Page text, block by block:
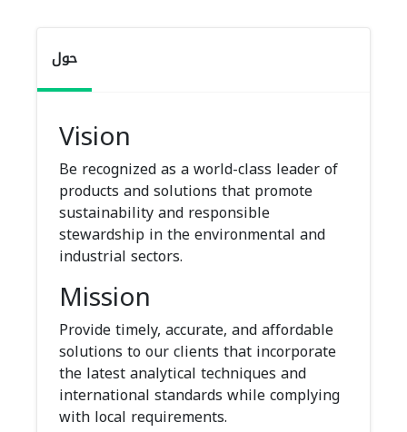
حول
Vision
Be recognized as a world-class leader of
products and solutions that promote
sustainability and responsible
stewardship in the environmental and
industrial sectors.
Mission
Provide timely, accurate, and affordable
solutions to our clients that incorporate
the latest analytical techniques and
international standards while complying
with local requirements.